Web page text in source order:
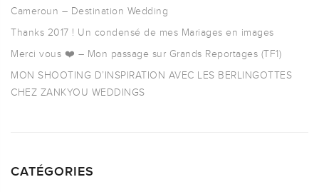
Cameroun – Destination Wedding
Thanks 2017 ! Un condensé de mes Mariages en images
Merci vous ❤️ – Mon passage sur Grands Reportages (TF1)
MON SHOOTING D’INSPIRATION AVEC LES BERLINGOTTES
CHEZ ZANKYOU WEDDINGS
CATÉGORIES